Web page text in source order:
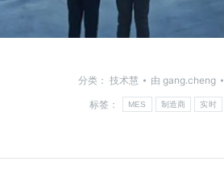
分类： 技术慧 由 gang.cheng
标签：
MES 制造商 实时